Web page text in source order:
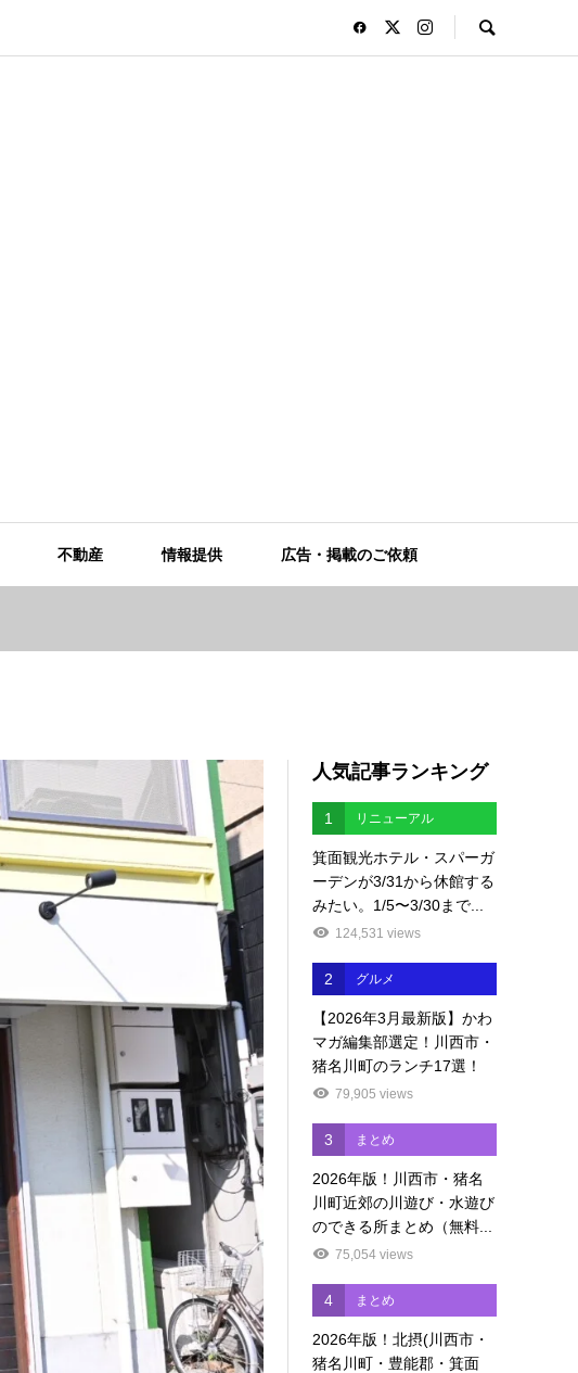
不動産 情報提供 広告・掲載のご依頼
人気記事ランキング
1 リニューアル
箕面観光ホテル・スパーガ
ーデンが3/31から休館する
みたい。1/5〜3/30まで...
124,531 views
2 グルメ
【2026年3月最新版】かわ
マガ編集部選定！川西市・
猪名川町のランチ17選！
79,905 views
3 まとめ
2026年版！川西市・猪名
川町近郊の川遊び・水遊び
のできる所まとめ（無料...
75,054 views
4 まとめ
2026年版！北摂(川西市・
猪名川町・豊能郡・箕面